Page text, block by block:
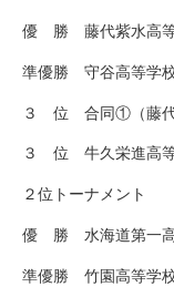
優 勝 藤代紫水高
準優勝 守谷高等学
３ 位 合同①（藤代
３ 位 牛久栄進高
２位トーナメント
優 勝 水海道第一
準優勝 竹園高等学